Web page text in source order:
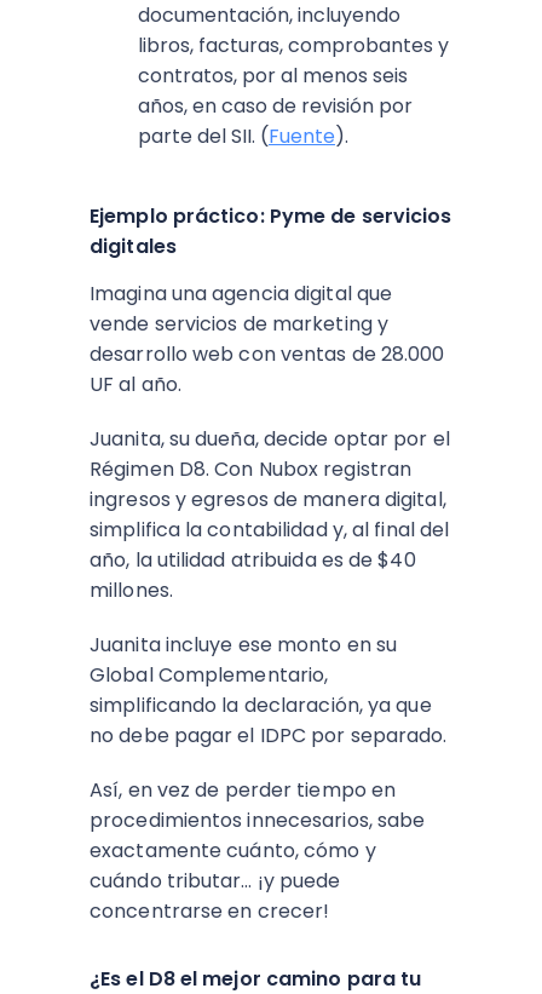
documentación, incluyendo
libros, facturas, comprobantes y
contratos, por al menos seis
años, en caso de revisión por
parte del SII. (Fuente).
Ejemplo práctico: Pyme de servicios
digitales
Imagina una agencia digital que
vende servicios de marketing y
desarrollo web con ventas de 28.000
UF al año.
Juanita, su dueña, decide optar por el
Régimen D8. Con Nubox registran
ingresos y egresos de manera digital,
simplifica la contabilidad y, al final del
año, la utilidad atribuida es de $40
millones.
Juanita incluye ese monto en su
Global Complementario,
simplificando la declaración, ya que
no debe pagar el IDPC por separado.
Así, en vez de perder tiempo en
procedimientos innecesarios, sabe
exactamente cuánto, cómo y
cuándo tributar… ¡y puede
concentrarse en crecer!
¿Es el D8 el mejor camino para tu